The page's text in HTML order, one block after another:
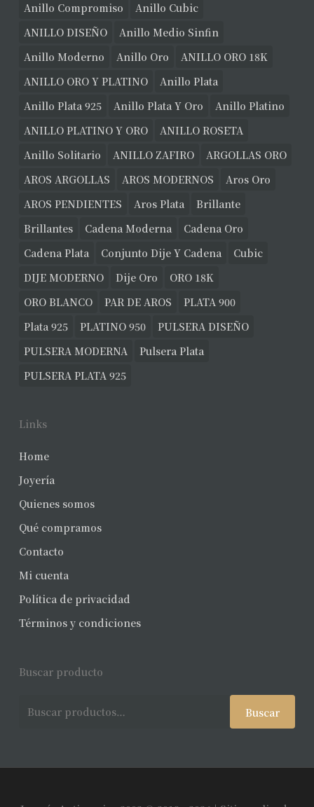
Anillo Compromiso
Anillo Cubic
ANILLO DISEÑO
Anillo Medio Sinfin
Anillo Moderno
Anillo Oro
ANILLO ORO 18K
ANILLO ORO Y PLATINO
Anillo Plata
Anillo Plata 925
Anillo Plata Y Oro
Anillo Platino
ANILLO PLATINO Y ORO
ANILLO ROSETA
Anillo Solitario
ANILLO ZAFIRO
ARGOLLAS ORO
AROS ARGOLLAS
AROS MODERNOS
Aros Oro
AROS PENDIENTES
Aros Plata
Brillante
Brillantes
Cadena Moderna
Cadena Oro
Cadena Plata
Conjunto Dije Y Cadena
Cubic
DIJE MODERNO
Dije Oro
ORO 18K
ORO BLANCO
PAR DE AROS
PLATA 900
Plata 925
PLATINO 950
PULSERA DISEÑO
PULSERA MODERNA
Pulsera Plata
PULSERA PLATA 925
Links
Home
Joyería
Quienes somos
Qué compramos
Contacto
Mi cuenta
Política de privacidad
Términos y condiciones
Buscar producto
Buscar